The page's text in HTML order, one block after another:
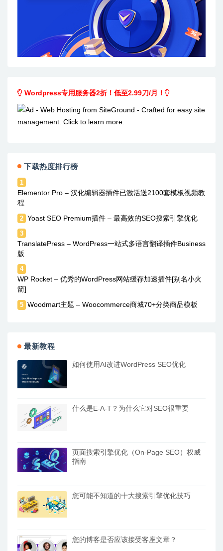
Wordpress专用服务器2折！低至2.99刀/月！
下载热度排行榜
1
Elementor Pro – 汉化编辑器插件已激活送2100套模板视频教
程
2 Yoast SEO Premium插件 – 最高效的SEO搜索引擎优化
3
TranslatePress – WordPress一站式多语言翻译插件Business
版
4
WP Rocket – 优秀的WordPress网站缓存加速插件[别名小火
箭]
5 Woodmart主题 – Woocommerce商城70+分类商品模板
最新教程
如何使用AI改进WordPress SEO优化
什么是E-A-T？为什么它对SEO很重要
页面搜索引擎优化（On-Page SEO）权威
指南
您可能不知道的十大搜索引擎优化技巧
您的博客是否应该接受客座文章？